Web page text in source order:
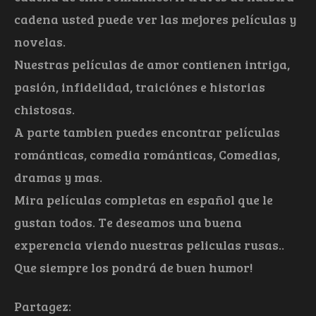
cadena usted puede ver las mejores películas y
novelas.
Nuestras películas de amor contienen intriga,
pasión, infidelidad, traiciónes e historias
chistosas.
A parte tambien puedes encontrar películas
románticas, comedia románticas, Comedias,
dramas y mas.
Mira películas completas en español que le
gustan todos. Te deseamos una buena
experencia viendo nuestras peliculas rusas..
Que siempre los pondrá de buen humor!
Partagez: